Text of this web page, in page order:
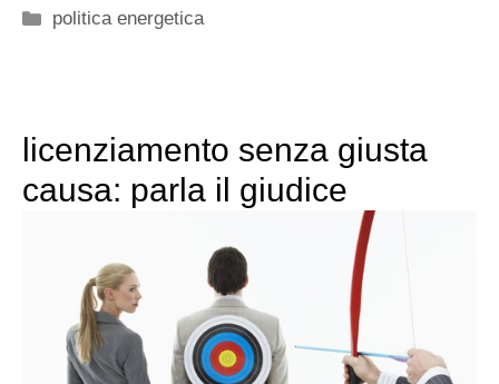
Categorie
politica energetica
licenziamento senza giusta
causa: parla il giudice